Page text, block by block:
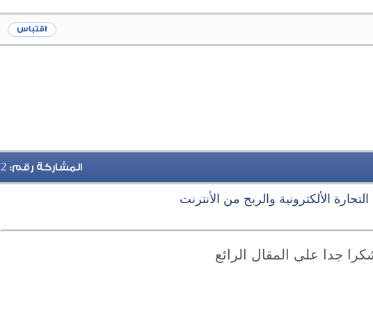
المشاركة رقم: 2
التجارة الألكترونية والربح من الأنترنت
جدا على المقال الرائع